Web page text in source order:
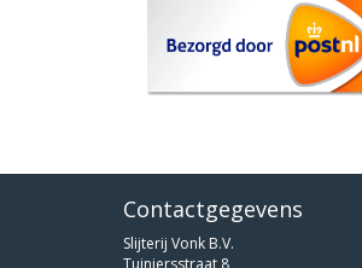
Contactgegevens
Slijterij Vonk B.V.
Tuiniersstraat 8